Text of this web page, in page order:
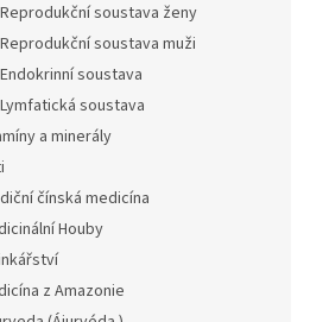
Reprodukční soustava ženy
Reprodukční soustava muži
Endokrinní soustava
Lymfatická soustava
a minerály
čínská medicína
Houby
z Amazonie